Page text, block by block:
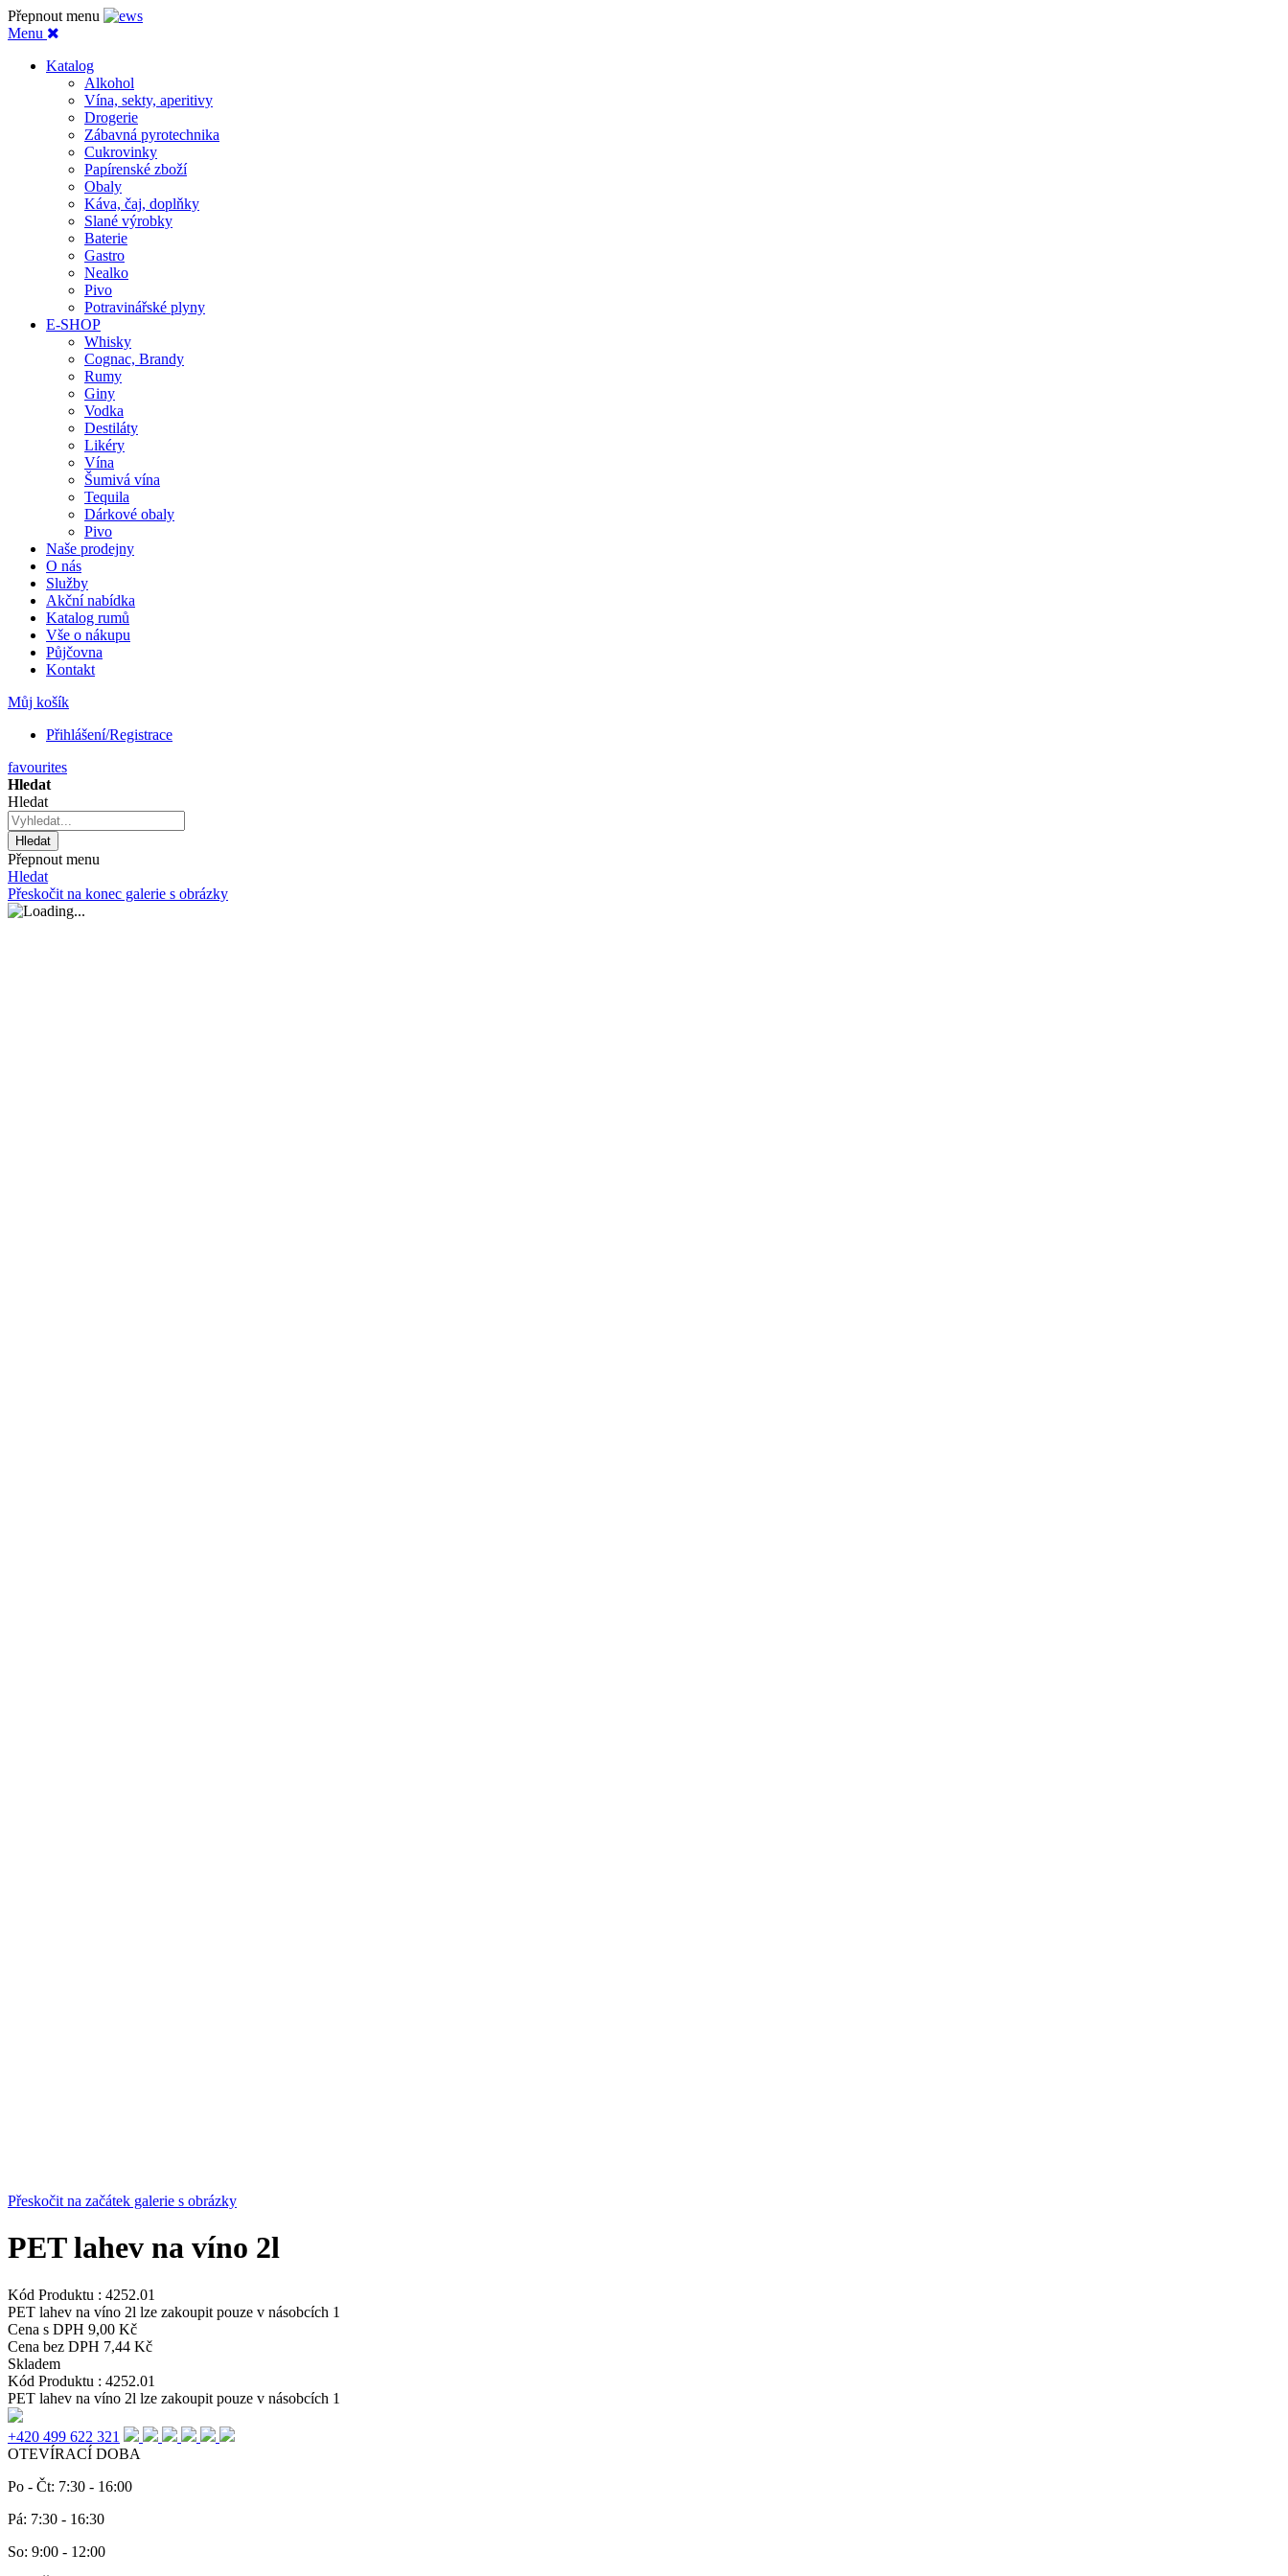
Přepnout menu
Menu
Katalog
Alkohol
Vína, sekty, aperitivy
Drogerie
Zábavná pyrotechnika
Cukrovinky
Papírenské zboží
Obaly
Káva, čaj, doplňky
Slané výrobky
Baterie
Gastro
Nealko
Pivo
Potravinářské plyny
E-SHOP
Whisky
Cognac, Brandy
Rumy
Giny
Vodka
Destiláty
Likéry
Vína
Šumivá vína
Tequila
Dárkové obaly
Pivo
Naše prodejny
O nás
Služby
Akční nabídka
Katalog rumů
Vše o nákupu
Půjčovna
Kontakt
Můj košík
Přihlášení/Registrace
favourites
Hledat
Hledat
Hledat
Přepnout menu
Hledat
Přeskočit na konec galerie s obrázky
Přeskočit na začátek galerie s obrázky
PET lahev na víno 2l
Kód Produktu : 4252.01
PET lahev na víno 2l lze zakoupit pouze v násobcích 1
Cena s DPH 9,00 Kč
Cena bez DPH 7,44 Kč
Skladem
Kód Produktu : 4252.01
PET lahev na víno 2l lze zakoupit pouze v násobcích 1
+420 499 622 321
OTEVÍRACÍ DOBA
Po - Čt: 7:30 - 16:00
Pá: 7:30 - 16:30
So: 9:00 - 12:00